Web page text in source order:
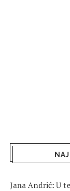
Jana Andrić: U